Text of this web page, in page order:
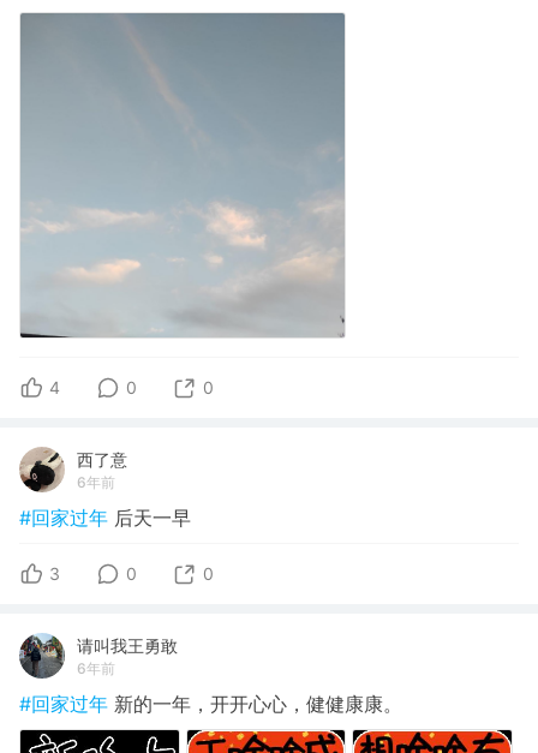
4 0 0
西了意
6年前
#回家过年 后天一早
3 0 0
请叫我王勇敢
6年前
#回家过年 新的一年，开开心心，健健康康。